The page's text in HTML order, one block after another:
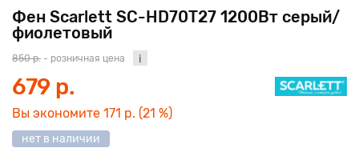
Фен Scarlett SC-HD70T27 1200Вт серый/
фиолетовый
850 р. - розничная цена
679 р.
Вы экономите 171 р. (21 %)
нет в наличии